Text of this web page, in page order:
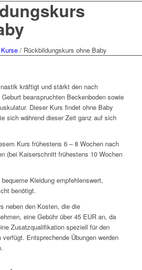
Kurse / Rückbildungskurs ohne Baby
kräftigt und stärkt den nach
beanspruchten Beckenboden sowie
Dieser Kurs findet ohne Baby
sich während dieser Zeit ganz auf sich
Kurs frühestens 6 – 8 Wochen nach
(bei Kaiserschnitt frühestens 10 Wochen
Kleidung empfehlenswert,
benötigt.
neben den Kosten, die die
eine Gebühr über 45 EUR an, da
Zusatzqualifikation speziell für den
Entsprechende Übungen werden